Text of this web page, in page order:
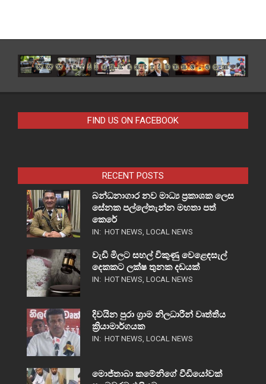
FIND US ON FACEBOOK
RECENT POSTS
බන්ධනාගාර නව මාධ්‍ය ප්‍රකාශක ලෙස
සේනක පල්ලේතැන්න මහතා පත්
කෙරේ
IN: HOT NEWS, LOCAL NEWS
වැඩි මිලට සහල් විකුණු වෙළෙඳසැල්
දෙකකට ලක්ෂ තුනක දඩයක්
IN: HOT NEWS, LOCAL NEWS
දිවයින පුරා ග්‍රාම නිලධාරීන් වෘත්තීය
ක්‍රියාමාර්ගයක
IN: HOT NEWS, LOCAL NEWS
මොජ්තාබා කමේනිගේ වීඩියෝවක්